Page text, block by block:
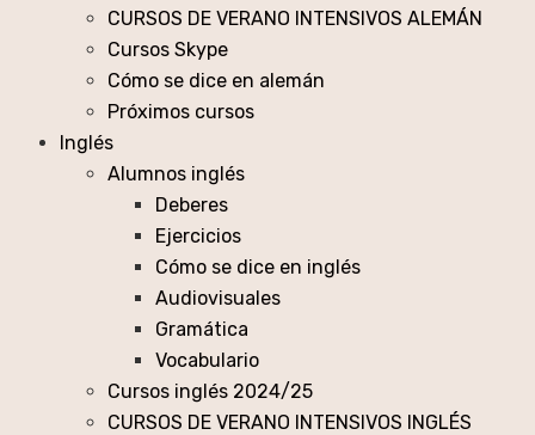
CURSOS DE VERANO INTENSIVOS ALEMÁN
Cursos Skype
Cómo se dice en alemán
Próximos cursos
Inglés
Alumnos inglés
Deberes
Ejercicios
Cómo se dice en inglés
Audiovisuales
Gramática
Vocabulario
Cursos inglés 2024/25
CURSOS DE VERANO INTENSIVOS INGLÉS